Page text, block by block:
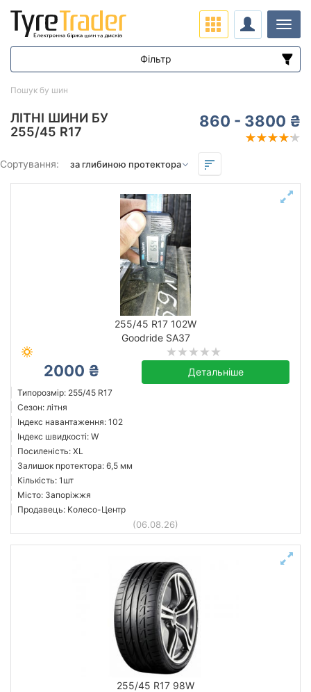
ЛІТНІ ШИНИ БУ
255/45 R17
860 - 3800 ₴
Сортування:
255/45 R17 102W
Goodride SA37
2000 ₴ Детальніше
Типорозмір: 255/45 R17
Сезон: літня
Індекс навантаження: 102
Індекс швидкості: W
Посиленість: XL
Залишок протектора: 6,5 мм
Кількість: 1шт
Місто: Запоріжжя
Продавець: Колесо-Центр
(06.08.26)
255/45 R17 98W
Пошук бу шин
Фільтр
Діапазон цін
від
Залишок протектора мм.
від до
Bridgestone
Goodride
Goodyear
Усі бренди